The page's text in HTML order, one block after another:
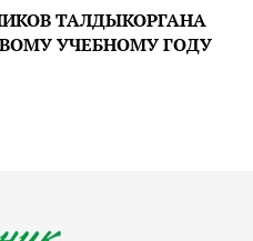
ТАЛДЫКОРГАНА
УЧЕБНОМУ ГОДУ